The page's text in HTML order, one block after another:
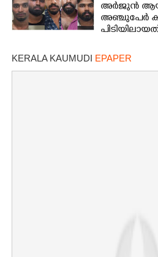
അർജുൻ
അഞ്ചുപേർ
KERALA KAUMUDI EPAPER